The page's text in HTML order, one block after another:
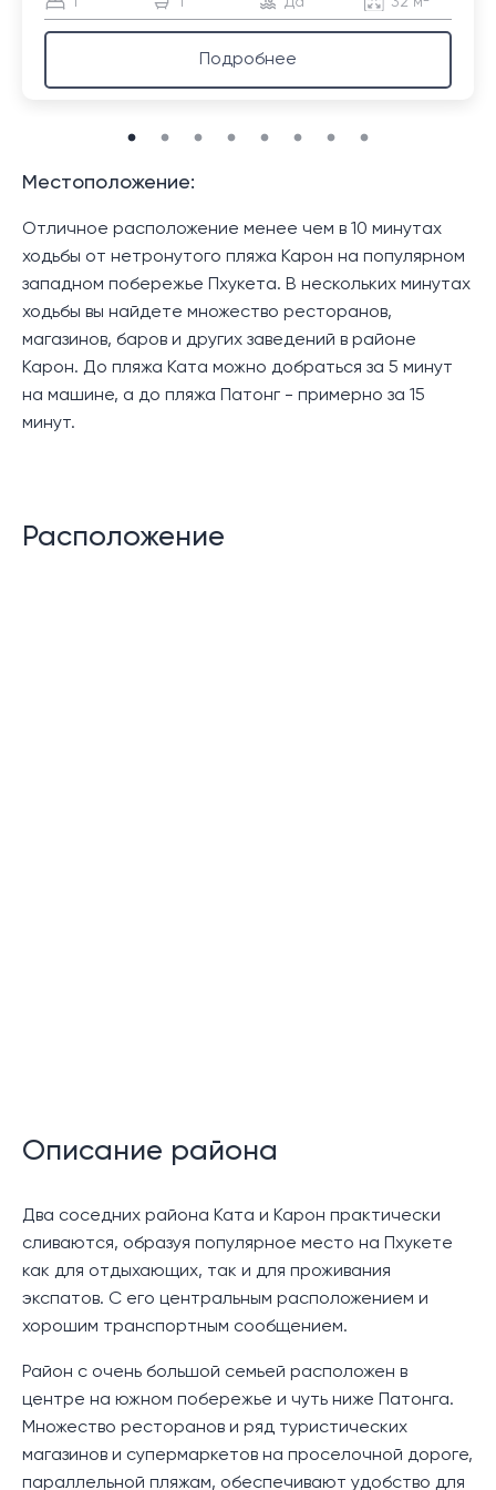
Подробнее
Местоположение:
Отличное расположение менее чем в 10 минутах
ходьбы от нетронутого пляжа Карон на популярном
западном побережье Пхукета. В нескольких минутах
ходьбы вы найдете множество ресторанов,
магазинов, баров и других заведений в районе
Карон. До пляжа Ката можно добраться за 5 минут
на машине, а до пляжа Патонг - примерно за 15
минут.
Расположение
Описание района
Два соседних района Ката и Карон практически
сливаются, образуя популярное место на Пхукете
как для отдыхающих, так и для проживания
экспатов. С его центральным расположением и
хорошим транспортным сообщением.
Район с очень большой семьей расположен в
центре на южном побережье и чуть ниже Патонга.
Множество ресторанов и ряд туристических
магазинов и супермаркетов на проселочной дороге,
параллельной пляжам, обеспечивают удобство для